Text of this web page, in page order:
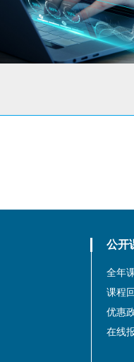
公开
全年
课程
优惠
在线